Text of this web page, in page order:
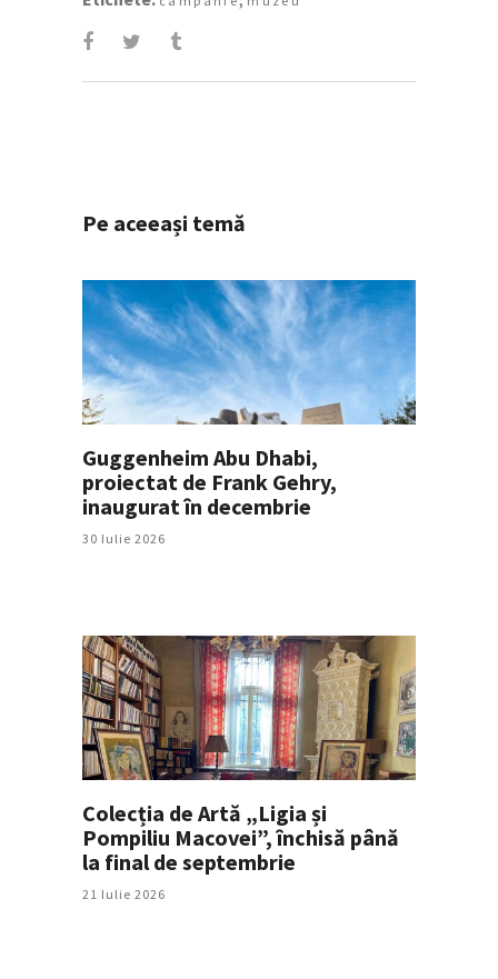
Pe aceeași temă
Guggenheim Abu Dhabi,
proiectat de Frank Gehry,
inaugurat în decembrie
30 Iulie 2026
Colecția de Artă „Ligia și
Pompiliu Macovei”, închisă până
la final de septembrie
21 Iulie 2026